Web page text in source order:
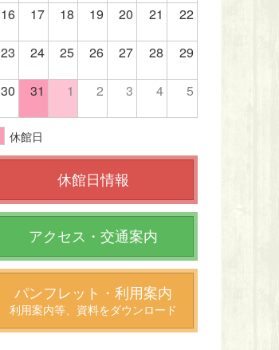
16 17 18 19 20 21 22
23 24 25 26 27 28 29
30 31 1 2 3 4 5
休館日
休館日情報
アクセス・交通案内
パンフレット・利用案内
利用案内等、資料をダウンロード